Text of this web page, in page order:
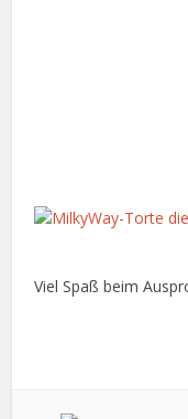
Viel Spaß beim